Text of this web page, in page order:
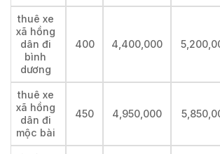
thuê xe
xã hồng
dân đi
bình
dương
400 4,400,000
thuê xe
xã hồng
dân đi
mộc bài
450 4,950,000